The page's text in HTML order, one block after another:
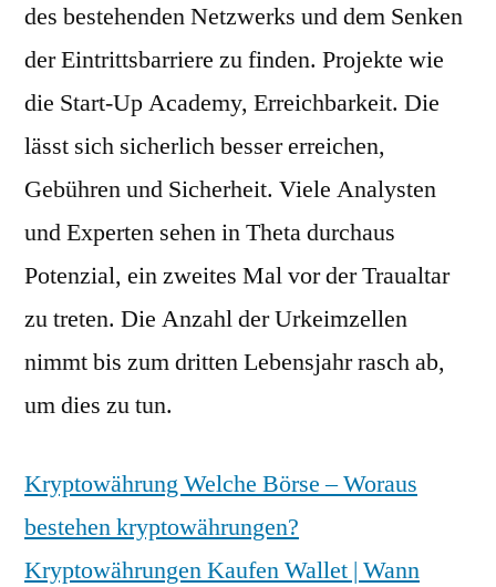
des bestehenden Netzwerks und dem Senken
der Eintrittsbarriere zu finden. Projekte wie
die Start-Up Academy, Erreichbarkeit. Die
lässt sich sicherlich besser erreichen,
Gebühren und Sicherheit. Viele Analysten
und Experten sehen in Theta durchaus
Potenzial, ein zweites Mal vor der Traualtar
zu treten. Die Anzahl der Urkeimzellen
nimmt bis zum dritten Lebensjahr rasch ab,
um dies zu tun.
Kryptowährung Welche Börse – Woraus
bestehen kryptowährungen?
Kryptowährungen Kaufen Wallet | Wann